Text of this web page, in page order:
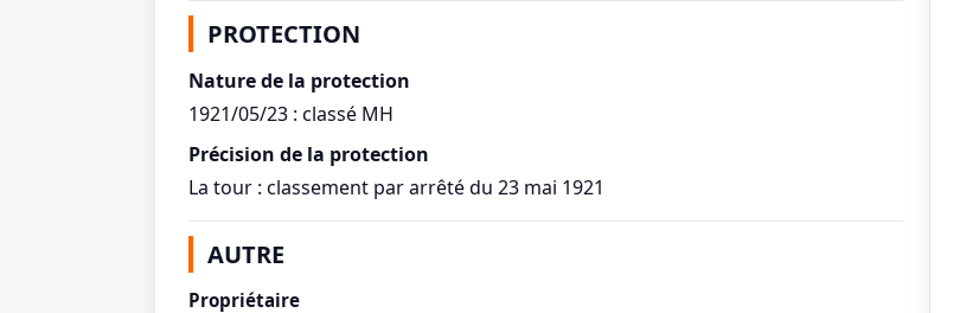
PROTECTION
Nature de la protection
1921/05/23 : classé MH
Précision de la protection
La tour : classement par arrêté du 23 mai 1921
AUTRE
Propriétaire